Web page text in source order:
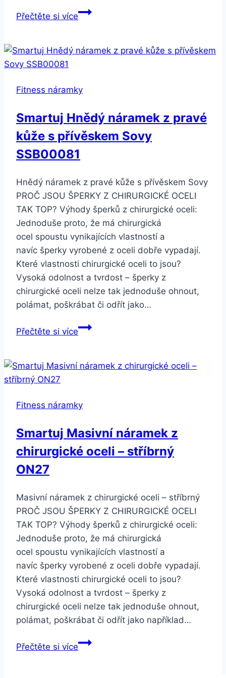
Přečtěte si víceSmartuj
fitness
Aligator
dvoubarevný
SWB1
Barva:
Šedá/Bílá
Fitness náramky
Smartuj Hnědý náramek z pravé
kůže s přívěskem Sovy
SSB00081
Hnědý náramek z pravé kůže s přívěskem Sovy
PROČ JSOU ŠPERKY Z CHIRURGICKÉ OCELI
TAK TOP? Výhody šperků z chirurgické oceli:
Jednoduše proto, že má chirurgická
ocel spoustu vynikajících vlastností a
navíc šperky vyrobené z oceli dobře vypadají.
Které vlastnosti chirurgické oceli to jsou?
Vysoká odolnost a tvrdost – šperky z
chirurgické oceli nelze tak jednoduše ohnout,
polámat, poškrábat či odřít jako…
Přečtěte si víceSmartuj
z
s
Sovy
SSB00081
Fitness náramky
Smartuj Masivní náramek z
chirurgické oceli – stříbrný
ON27
Masivní náramek z chirurgické oceli – stříbrný
PROČ JSOU ŠPERKY Z CHIRURGICKÉ OCELI
TAK TOP? Výhody šperků z chirurgické oceli:
Jednoduše proto, že má chirurgická
ocel spoustu vynikajících vlastností a
navíc šperky vyrobené z oceli dobře vypadají.
Které vlastnosti chirurgické oceli to jsou?
Vysoká odolnost a tvrdost – šperky z
chirurgické oceli nelze tak jednoduše ohnout,
polámat, poškrábat či odřít jako například…
Přečtěte si víceSmartuj